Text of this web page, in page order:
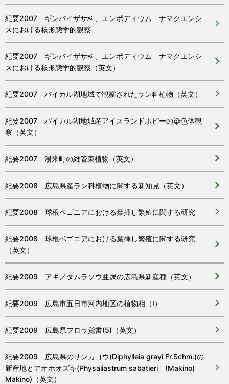
紀要2007 ギンバイザサ科、エンポディウム ナマクエンシ
スにおける核形態学的観察
紀要2007 ギンバイザサ科、エンポディウム ナマクエンシ
スにおける核形態学的観察（英文）
紀要2007 バイカル湖地域で観察されたラン科植物（英文）
紀要2007 バイカル湖地域産アイスランドポピーの染色体観
察（英文）
紀要2007 湯来町の維管束植物（英文）
紀要2008 広島県産ラン科植物に関する新知見（英文）
紀要2008 球根ベゴニアにおける葉挿し繁殖に関する研究
紀要2008 球根ベゴニアにおける葉挿し繁殖に関する研究
（英文）
紀要2009 アキノタムラソウ亜属の広島県新産種（英文）
紀要2009 広島市五日市河内地区の植物相（I）
紀要2009 広島県フロラ覚書(5)（英文）
紀要2009 広島県のサンカヨウ(Diphylleia grayi Fr.Schm.)の
新産地とアオホオズキ(Physaliastrum sabatieri (Makino)
Makino)（英文）